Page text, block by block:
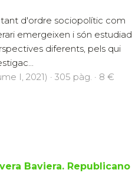
d'ordre sociopolític com
emergeixen i són
diferents, pels qui
I, 2021) · 305 pàg. · 8 €
Baviera.